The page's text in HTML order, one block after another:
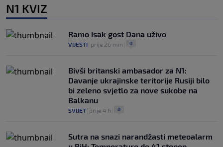
N1 KVIZ
Ramo Isak gost Dana uživo
VIJESTI prije 26 min 0
Bivši britanski ambasador za N1:
Davanje ukrajinske teritorije Rusiji bilo
bi zeleno svjetlo za nove sukobe na
Balkanu
SVIJET prije 4 h 0
Sutra na snazi narandžasti meteoalarm